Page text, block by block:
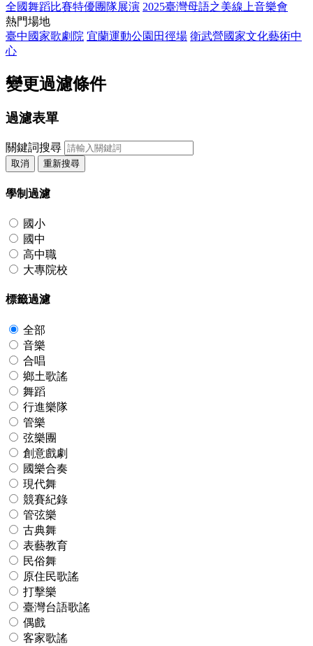
全國舞蹈比賽特優團隊展演 2025臺灣母語之美線上音樂會
熱門場地
臺中國家歌劇院 宜蘭運動公園田徑場 衛武營國家文化藝術中
心
變更過濾條件
過濾表單
關鍵詞搜尋
取消 重新搜尋
學制過濾
國小
國中
高中職
大專院校
標籤過濾
全部
音樂
合唱
鄉土歌謠
舞蹈
行進樂隊
管樂
弦樂團
創意戲劇
國樂合奏
現代舞
競賽紀錄
管弦樂
古典舞
表藝教育
民俗舞
原住民歌謠
打擊樂
臺灣台語歌謠
偶戲
客家歌謠